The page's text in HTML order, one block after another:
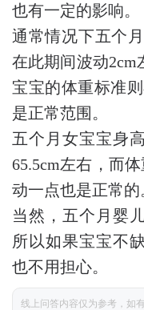
也有一定的影响。
通常情况下五个
在此期间波动2cm
宝宝的体重标准
是正常范围。
五个月女宝宝身
65.5cm左右，而
动一点也是正常的
当然，五个月婴
所以如果宝宝不
也不用担心。
线上问答内容仅为参考，如